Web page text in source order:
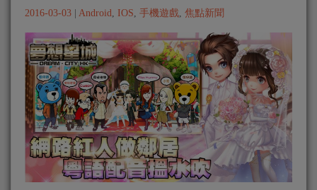
2016-03-03 Android, IOS, 手機遊戲, 焦點新聞